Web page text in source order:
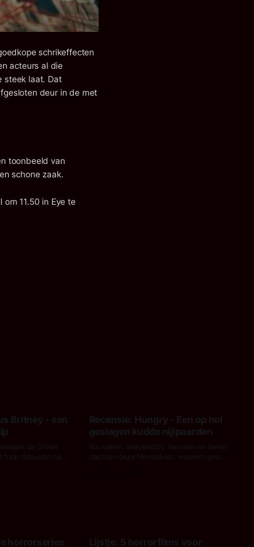
schrikeffecten
acteurs al die
steek laat. Dat
deur in de met
toonbeeld van
schone zaak.
11.50 in Eye te
Britney - een
de Groen
debuutroman.
Recensie: Hungry - Een op hol
geslagen kudde nijlpaarden
Na haaien, anaconda's, leeuwen en beren
dachten deze filmmakers: waarom geen
horrorseries Lijstje: 5 horrorfilms voor